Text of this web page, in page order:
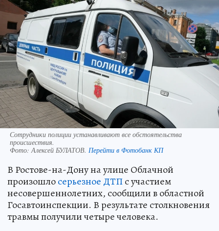
Сотрудники полиции устанавливают все обстоятельства
происшествия.
Фото:Алексей БУЛАТОВ. Перейти в Фотобанк КП
В Ростове-на-Дону на улице Облачной
произошлосерьезное ДТПс участием
несовершеннолетних, сообщили в областной
Госавтоинспекции. В результате столкновения
травмы получили четыре человека.